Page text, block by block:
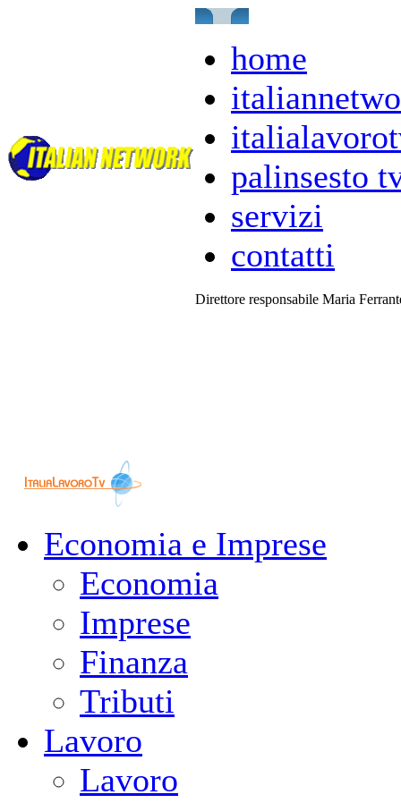
home
palinsesto
servizi
contatti
Direttore responsabile Maria
Economia e Imprese
Economia
Imprese
Finanza
Tributi
Lavoro
Lavoro